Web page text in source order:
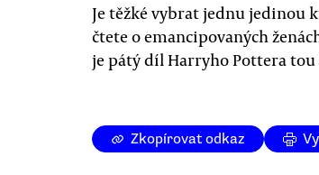
Je těžké vybrat jednu jedinou
čtete o emancipovaných
je pátý díl Harryho Pottera
Zkopírovat odkaz